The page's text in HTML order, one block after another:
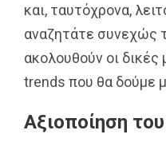
και, ταυτόχρονα,
αναζητάτε συνεχώς
ακολουθούν οι
trends που θα δούμε
Αξιοποίηση